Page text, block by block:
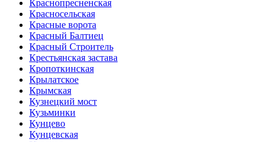
Краснопресненская
Красносельская
Красные ворота
Красный Балтиец
Красный Строитель
Крестьянская застава
Кропоткинская
Крылатское
Крымская
Кузнецкий мост
Кузьминки
Кунцево
Кунцевская